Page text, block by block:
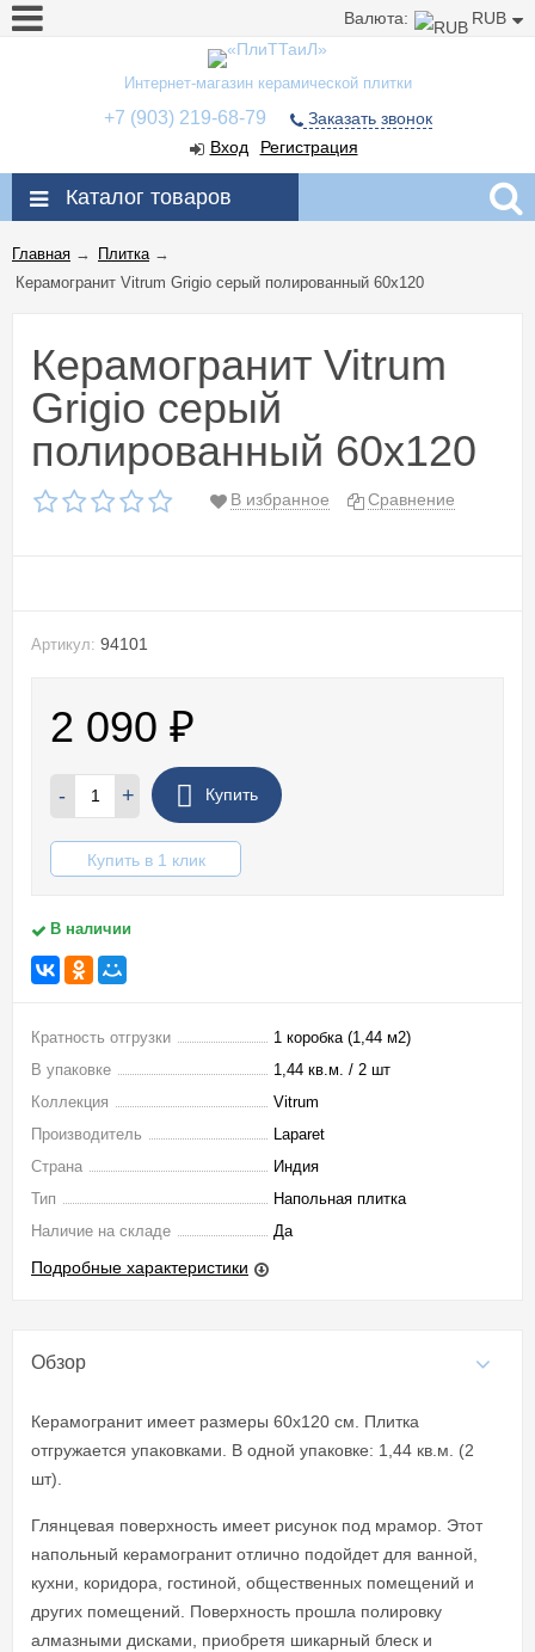
Валюта: RUB
Интернет-магазин керамической плитки
+7 (903) 219-68-79
Заказать звонок
Вход
Регистрация
Каталог товаров
Главная → Плитка→
Керамогранит Vitrum Grigio серый полированный 60x120
Керамогранит Vitrum
Grigio серый
полированный 60x120
В избранное Сравнение
Артикул: 94101
2 090 ₽
- + Купить
Купить в 1 клик
В наличии
Кратность отгрузки
1 коробка (1,44 м2)
В упаковке
1,44 кв.м. / 2 шт
Коллекция
Vitrum
Производитель
Laparet
Страна
Индия
Тип
Напольная плитка
Наличие на складе
Да
Подробные характеристики
Обзор
Керамогранит имеет размеры 60x120 см. Плитка
отгружается упаковками. В одной упаковке: 1,44 кв.м. (2
шт).
Глянцевая поверхность имеет рисунок под мрамор. Этот
напольный керамогранит отлично подойдет для ванной,
кухни, коридора, гостиной, общественных помещений и
других помещений. Поверхность прошла полировку
алмазными дисками, приобретя шикарный блеск и